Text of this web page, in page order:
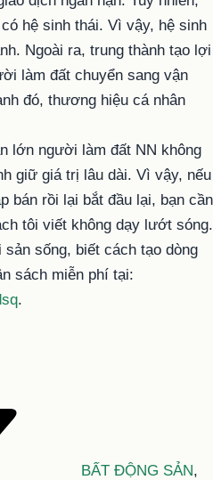
hệ sinh thái. Vì vậy, hệ sinh
Ngoài ra, trung thành tạo lợi
làm đất chuyển sang vận
đó, thương hiệu cá nhân
lớn người làm đất NN không
giữ giá trị lâu dài. Vì vậy, nếu
bán rồi lại bắt đầu lại, bạn cần
tôi viết không dạy lướt sóng.
sống, biết cách tạo dòng
sách miễn phí tại:
.
BẤT ĐỘNG SẢN,